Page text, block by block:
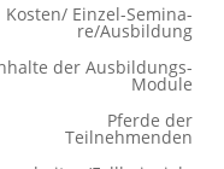
Kosten/ Ein­­zel-Semi­na­­
re/Aus­­bil­­dung
der Ausbildungs-
Module
Pfer­de der
Teilnehmenden